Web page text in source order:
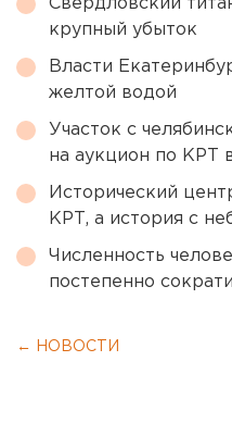
Свердловский
крупный убыток
Власти
желтой водой
Участок с
на аукцион по КРТ
Исторический
КРТ, а история с
Численность
постепенно
← НОВОСТИ